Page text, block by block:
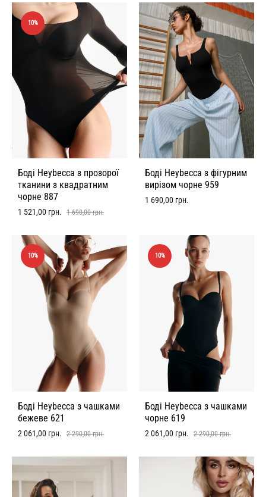
10%
Боді Heybecca з прозорої
тканини з квадратним
чорне 887
1 521,00 грн. 1 690,00грн.
Боді Heybecca з фігурним
вирізом чорне 959
1 690,00 грн.
10%
Боді Heybecca з чашками
бежеве 621
2 061,00 грн. 2 290,00грн.
10%
Боді Heybecca з чашками
чорне 619
2 061,00 грн. 2 290,00грн.